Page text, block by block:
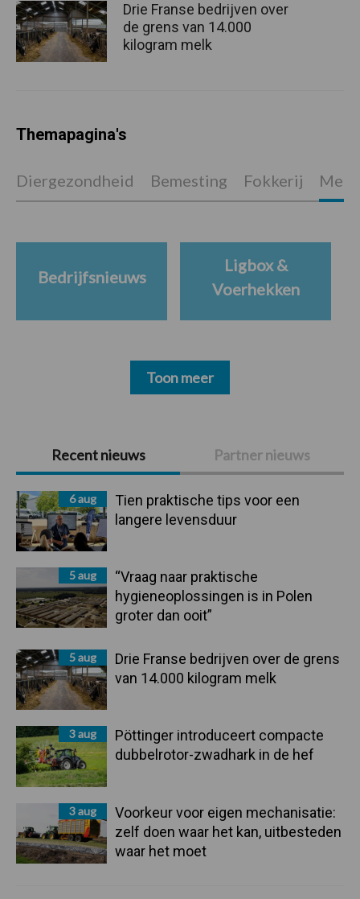
Primaire
Sidebar
Recent nieuws Partner nieuws
6 aug
Tien praktische tips voor een
langere levensduur
5 aug
“Vraag naar praktische
hygieneoplossingen is in Polen
groter dan ooit”
5 aug
Drie Franse bedrijven over de grens
van 14.000 kilogram melk
3 aug
Pöttinger introduceert compacte
dubbelrotor-zwadhark in de hef
3 aug
Voorkeur voor eigen mechanisatie:
zelf doen waar het kan, uitbesteden
waar het moet
Drie Franse bedrijven over
de grens van 14.000
kilogram melk
Themapagina's
Diergezondheid Bemesting Fokkerij
Bedrijfsnieuws
Ligbox &
Voerhekken
Toon meer